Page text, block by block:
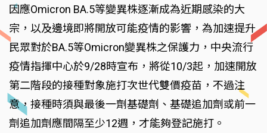
因應Omicron BA.5等變異株逐漸成為近期感染的大
宗，以及邊境即將開放可能疫情的影響，為加速提升
民眾對於BA.5等Omicron變異株之保護力，中央流行
疫情指揮中心於9/28時宣布，將從10/3起，加速開放
第二階段的接種對象施打次世代雙價疫苗，不過注
意，接種時須與最後一劑基礎劑、基礎追加劑或前一
劑追加劑應間隔至少12週，才能夠登記施打。